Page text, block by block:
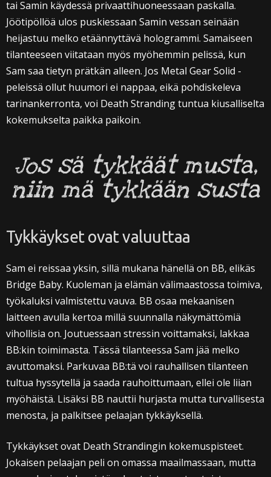
tai Samin käydessä privaattihuoneessaan paskalla.
Jöötipöllöä ulos puskiessaan Samin vessan seinään
heijastuu melko etäännyttävä hologrammi. Samaiseen
tilanteeseen viitataan myös myöhemmin pelissä, kun
Sam saa tietyn prätkän alleen. Jos Metal Gear Solid -
peleissä ollut huumori ei nappaa, eikä pohdiskeleva
tarinankerronta, voi Death Stranding tuntua kiusalliselta
kokemukselta paikka paikoin.
Jos sä tykkäät musta,
niin mä tykkään susta
Tykkäykset ovat valuuttaa
Sam ei reissaa yksin, sillä mukana hänellä on BB, elikäs
Bridge Baby. Kuoleman ja elämän välimaastossa toimiva,
työkaluksi valmistettu vauva. BB osaa mekaanisen
laitteen avulla kertoa millä suunnalla näkymättömiä
vihollisia on. Joutuessaan stressin voittamaksi, lakkaa
BB:kin toimimasta. Tässä tilanteessa Sam jää melko
avuttomaksi. Parkuvaa BB:tä voi rauhallisen tilanteen
tultua hyssytellä ja saada rauhoittumaan, ellei ole liian
myöhäistä. Lisäksi BB nauttii hurjasta mutta turvallisesta
menosta, ja palkitsee pelaajan tykkäyksellä.
Tykkäykset ovat Death Strandingin kokemuspisteet.
Jokaisen pelaajan peli on omassa maailmassaan, mutta